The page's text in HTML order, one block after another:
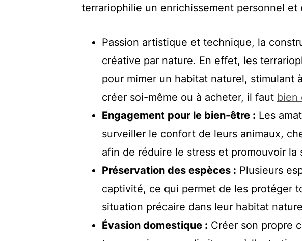
terrariophilie un enrichissement personnel et
Passion artistique et technique, la
créative par nature. En effet, les
pour mimer un habitat naturel, stimulant
créer soi-même ou à acheter, il faut bien
Engagement pour le bien-être : Les
surveiller le confort de leurs animaux,
afin de réduire le stress et promouvoir la
Préservation des espèces : Plusieurs
captivité, ce qui permet de les protéger
situation précaire dans leur habitat
Évasion domestique : Créer son propre